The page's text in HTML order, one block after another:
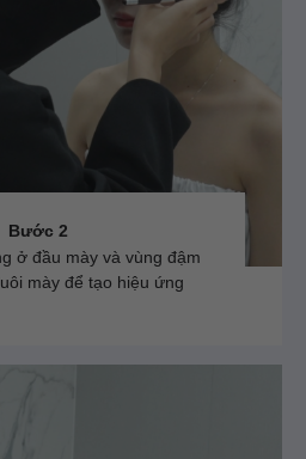
Bước 2
ở đầu mày và vùng đậm
mày để tạo hiệu ứng